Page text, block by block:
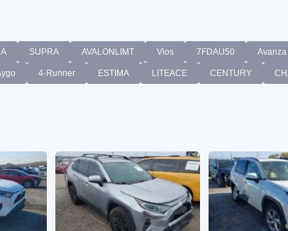
SUPRA AVALONLIMT Vios 7FDAU50 Avanza
4-Runner ESTIMA LITEACE CENTURY